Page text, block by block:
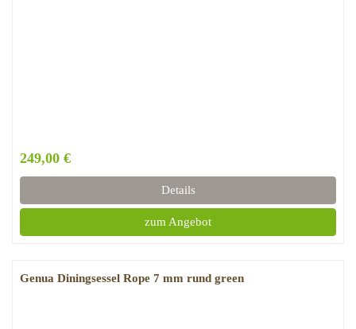
249,00 €
Details
zum Angebot
Genua Diningsessel Rope 7 mm rund green